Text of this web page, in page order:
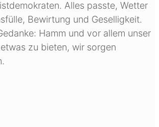
Alles passte, Wetter
Bewirtung und Geselligkeit.
Hamm und vor allem unser
zu bieten, wir sorgen